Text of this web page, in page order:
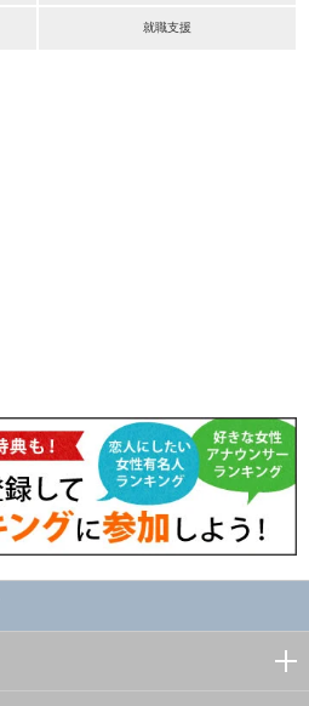
就職支援